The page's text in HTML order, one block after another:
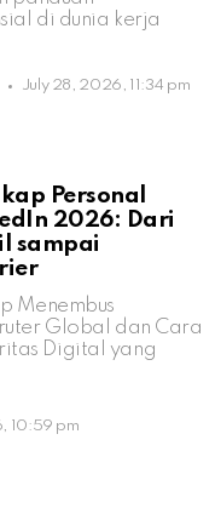
di dunia kerja
July 28, 2026, 11:34 pm
Personal
2026: Dari
sampai
Menembus
Global dan Cara
Digital yang
10:59 pm